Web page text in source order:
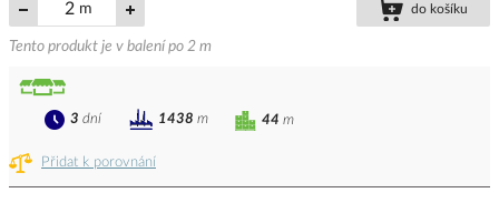
m do košíku
Tento produkt je v balení po 2 m
Přidat k porovnání
44 m
3 dní 1438 m